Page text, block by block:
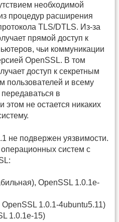
необходимой
процедур расширения
TLS/DTLS. Из-за
прямой доступ к
чьи коммуникации
OpenSSL. В том
доступ к секретным
пользователей и всему
в
не остается никаких
не подвержен уязвимости.
систем с
OpenSSL 1.0.1e-
1.0.1-4ubuntu5.11)
1.0.1e-15)